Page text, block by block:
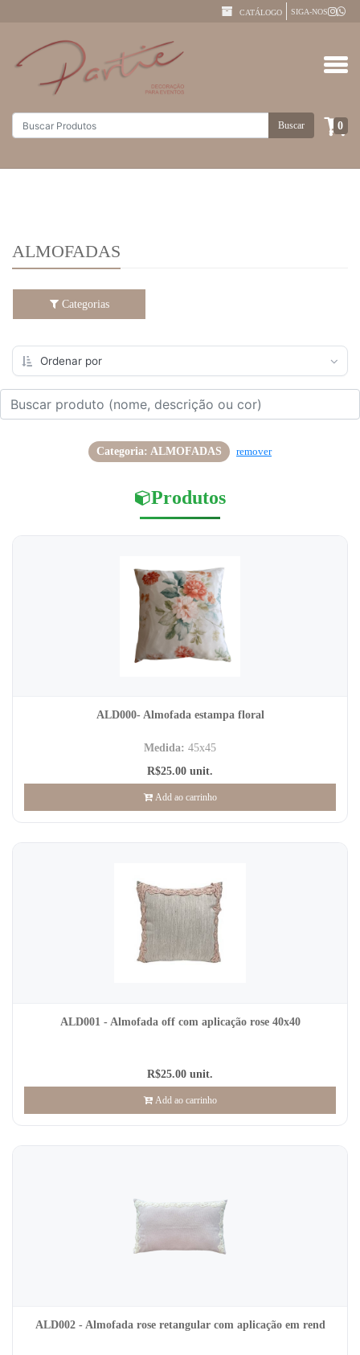
CATÁLOGO SIGA-NOS
Buscar 0
ALMOFADAS
Categorias
Categoria: ALMOFADAS remover
Produtos
ALD000- Almofada estampa floral
Medida: 45x45
R$25.00 unit.
Add ao carrinho
ALD001 - Almofada off com aplicação rose 40x40
R$25.00 unit.
Add ao carrinho
ALD002 - Almofada rose retangular com aplicação em rend